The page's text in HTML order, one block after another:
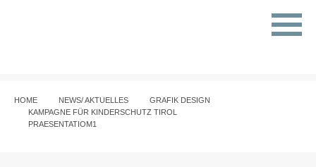
HOME NEWS/ AKTUELLES
GRAFIK DESIGN
KAMPAGNE FÜR KINDERSCHUTZ TIROL
PRAESENTATIOM1